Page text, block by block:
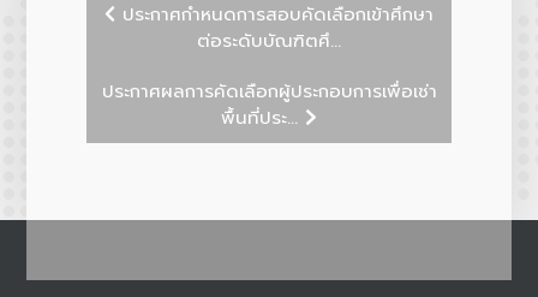
ประกาศกำหนดการสอบคัดเลือกเข้าศึกษา
ต่อระดับบัณฑิตศึ...
ประกาศผลการคัดเลือกผู้ประกอบการเพื่อเช่า
พื้นที่ประ...